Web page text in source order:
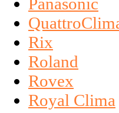
Rix
Roland
Rovex
Royal Clima